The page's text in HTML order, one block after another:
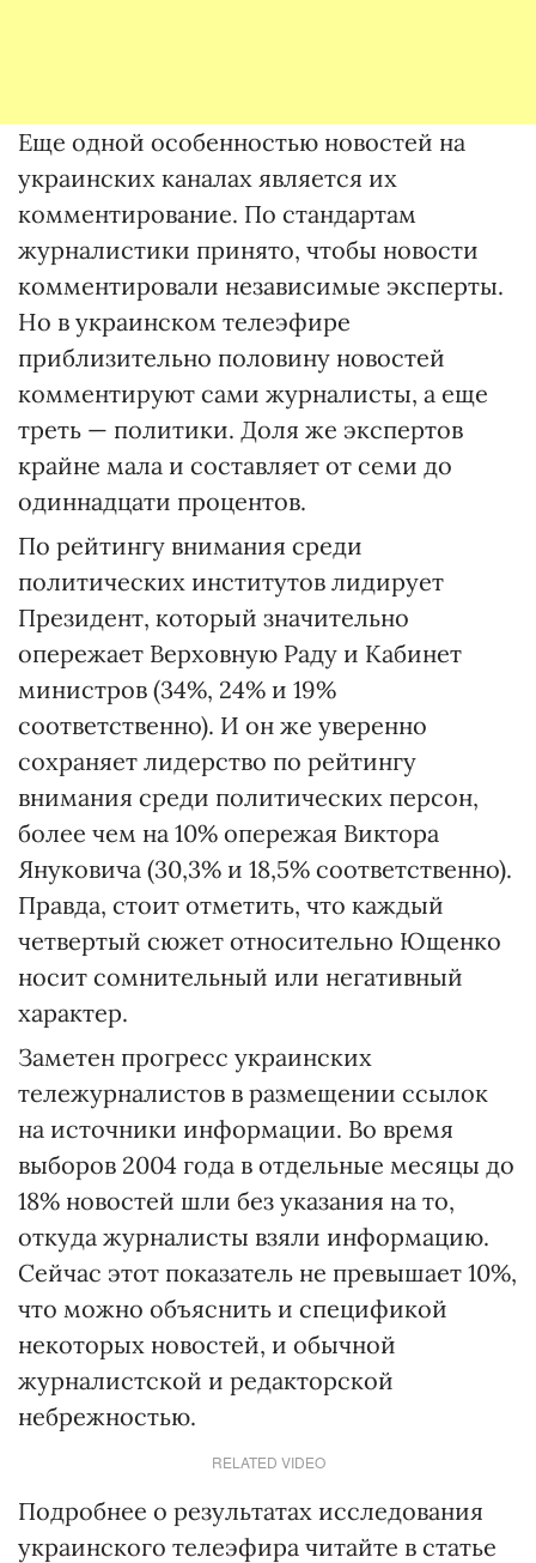
Еще одной особенностью новостей на
украинских каналах является их
комментирование. По стандартам
журналистики принято, чтобы новости
комментировали независимые эксперты.
Но в украинском телеэфире
приблизительно половину новостей
комментируют сами журналисты, а еще
треть — политики. Доля же экспертов
крайне мала и составляет от семи до
одиннадцати процентов.
По рейтингу внимания среди
политических институтов лидирует
Президент, который значительно
опережает Верховную Раду и Кабинет
министров (34%, 24% и 19%
соответственно). И он же уверенно
сохраняет лидерство по рейтингу
внимания среди политических персон,
более чем на 10% опережая Виктора
Януковича (30,3% и 18,5% соответственно).
Правда, стоит отметить, что каждый
четвертый сюжет относительно Ющенко
носит сомнительный или негативный
характер.
Заметен прогресс украинских
тележурналистов в размещении ссылок
на источники информации. Во время
выборов 2004 года в отдельные месяцы до
18% новостей шли без указания на то,
откуда журналисты взяли информацию.
Сейчас этот показатель не превышает 10%,
что можно объяснить и спецификой
некоторых новостей, и обычной
журналистской и редакторской
небрежностью.
RELATED VIDEO
Подробнее о результатах исследования
украинского телеэфира читайте в статье